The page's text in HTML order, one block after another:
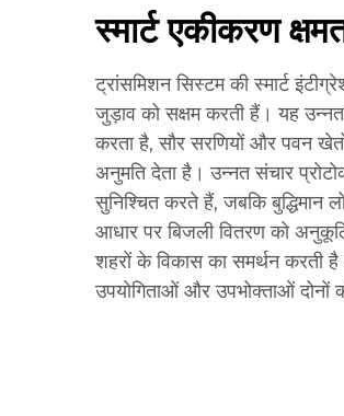
स्मार्ट एकीकरण
ट्रांसमिशन सिस्टम की स्मार्ट
जुड़ाव को सक्षम करती हैं। यह उन्नत
करता है, सौर सरणियों और पवन
अनुमति देता है। उन्नत संचार
सुनिश्चित करते हैं, जबकि बुद्धिमान
आधार पर बिजली वितरण को
शहरों के विकास का समर्थन करती
उपयोगिताओं और उपभोक्ताओं दोनों